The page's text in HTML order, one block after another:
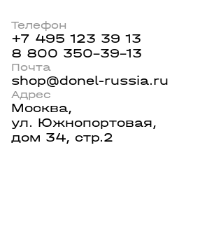
Телефон
+7 495 123 39 13
8 800 350-39-13
Почта
shop@donel-russia.ru
Адрес
Москва,
ул. Южнопортовая,
дом 34, стр.2